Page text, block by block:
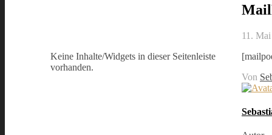
Keine Inhalte/Widgets in dieser Seitenleiste
vorhanden.
11.
Von